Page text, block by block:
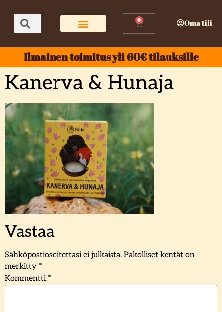
0 Oma tili
Ilmainen toimitus yli 60€ tilauksille
Kanerva & Hunaja
Vastaa
Sähköpostiosoitettasi ei julkaista. Pakolliset kentät on
merkitty *
Kommentti *